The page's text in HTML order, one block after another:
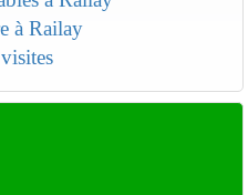
à Railay